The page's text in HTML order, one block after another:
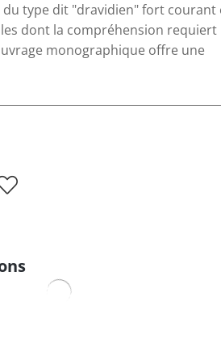
type dit "dravidien" fort courant
dont la compréhension requiert
monographique offre une